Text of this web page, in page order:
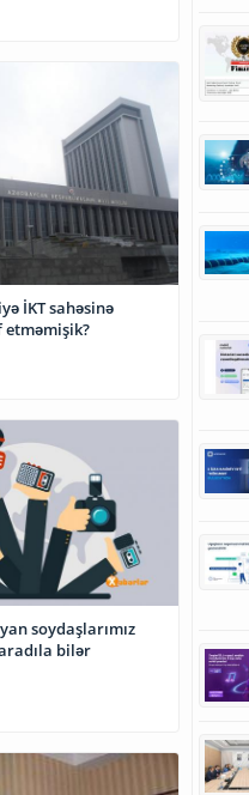
İKT sahəsinə
soydaşlarımız
TV yaradıla bilər